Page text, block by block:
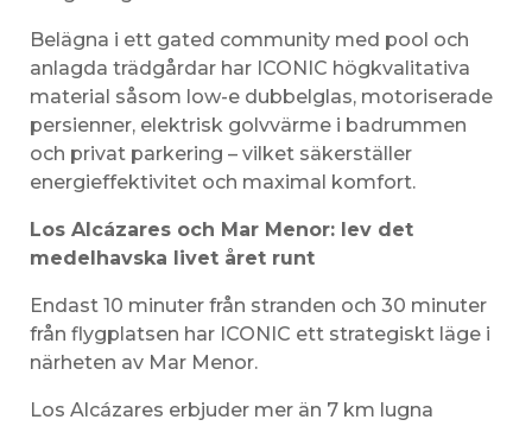
Belägna i ett gated community med pool och
anlagda trädgårdar har ICONIC högkvalitativa
material såsom low-e dubbelglas, motoriserade
persienner, elektrisk golvvärme i badrummen
och privat parkering – vilket säkerställer
energieffektivitet och maximal komfort.
Los Alcázares och Mar Menor: lev det
medelhavska livet året runt
Endast 10 minuter från stranden och 30 minuter
från flygplatsen har ICONIC ett strategiskt läge i
närheten av Mar Menor.
Los Alcázares erbjuder mer än 7 km lugna